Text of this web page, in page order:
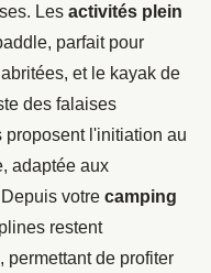
Les activités plein
parfait pour
et le kayak de
des falaises
proposent l'initiation au
adaptée aux
votre camping
restent
de profiter